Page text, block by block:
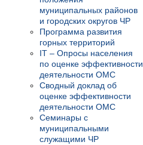
муниципальных районов
и городских округов ЧР
Программа развития
горных территорий
IT – Опросы населения
по оценке эффективности
деятельности ОМС
Сводный доклад об
оценке эффективности
деятельности ОМС
Семинары с
муниципальными
служащими ЧР